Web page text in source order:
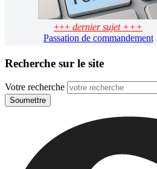
+++ dernier sujet +++
Passation de commandement
Recherche sur le site
Votre recherche
Soumettre